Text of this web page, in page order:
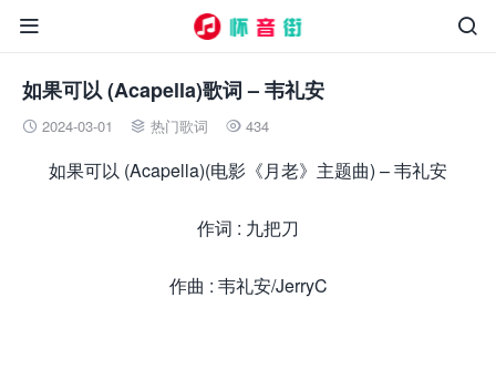


如果可以 (Acapella)歌词 – 韦礼安
 2024-03-01  热门歌词  434
如果可以 (Acapella)(电影《月老》主题曲) – 韦礼安
作词 : 九把刀
作曲 : 韦礼安/JerryC